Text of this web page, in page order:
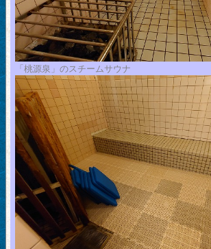
「桃源泉」のスチームサウナ